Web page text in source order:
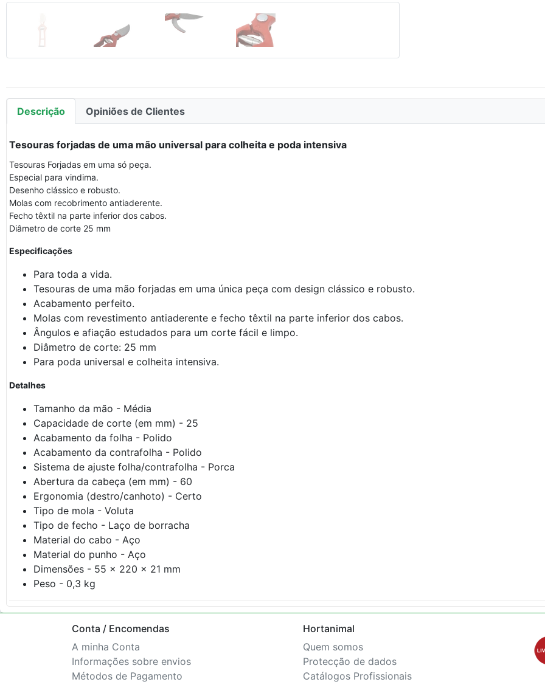
Descrição Opiniões de Clientes
Tesouras forjadas de uma mão universal para colheita e poda intensiva
Tesouras Forjadas em uma só peça.
Especial para vindima.
Desenho clássico e robusto.
Molas com recobrimento antiaderente.
Fecho têxtil na parte inferior dos cabos.
Diâmetro de corte 25 mm
Especificações
Para toda a vida.
Tesouras de uma mão forjadas em uma única peça com design clássico e robusto.
Acabamento perfeito.
Molas com revestimento antiaderente e fecho têxtil na parte inferior dos cabos.
Ângulos e afiação estudados para um corte fácil e limpo.
Diâmetro de corte: 25 mm
Para poda universal e colheita intensiva.
Detalhes
Tamanho da mão - Média
Capacidade de corte (em mm) - 25
Acabamento da folha - Polido
Acabamento da contrafolha - Polido
Sistema de ajuste folha/contrafolha - Porca
Abertura da cabeça (em mm) - 60
Ergonomia (destro/canhoto) - Certo
Tipo de mola - Voluta
Tipo de fecho - Laço de borracha
Material do cabo - Aço
Material do punho - Aço
Dimensões - 55 x 220 x 21 mm
Peso - 0,3 kg
Conta / Encomendas
A minha Conta
Informações sobre envios
Métodos de Pagamento
Hortanimal
Quem somos
Protecção de dados
Catálogos Profissionais